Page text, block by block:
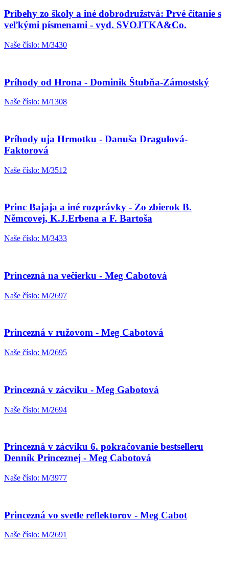
Príbehy zo školy a iné dobrodružstvá: Prvé čítanie s
veľkými písmenami - vyd. SVOJTKA&Co.
Naše číslo: M/3430
Príhody od Hrona - Dominik Štubňa-Zámostský
Naše číslo: M/1308
Príhody uja Hrmotku - Danuša Dragulová-
Faktorová
Naše číslo: M/3512
Princ Bajaja a iné rozprávky - Zo zbierok B.
Němcovej, K.J.Erbena a F. Bartoša
Naše číslo: M/3433
Princezná na večierku - Meg Cabotová
Naše číslo: M/2697
Princezná v ružovom - Meg Cabotová
Naše číslo: M/2695
Princezná v zácviku - Meg Gabotová
Naše číslo: M/2694
Princezná v zácviku 6. pokračovanie bestselleru
Denník Princeznej - Meg Cabotová
Naše číslo: M/3977
Princezná vo svetle reflektorov - Meg Cabot
Naše číslo: M/2691